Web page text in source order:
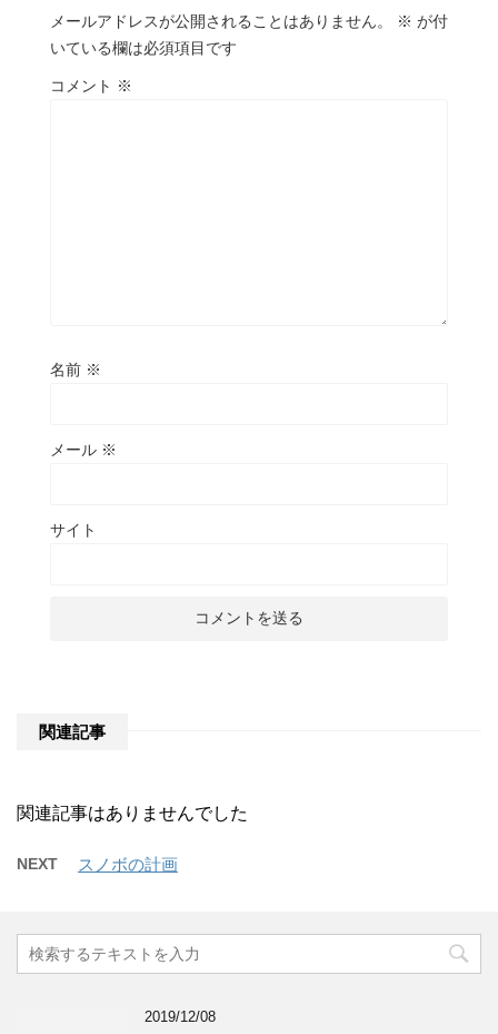
メールアドレスが公開されることはありません。 ※ が付
いている欄は必須項目です
コメント ※
名前 ※
メール ※
サイト
関連記事
関連記事はありませんでした
NEXT スノボの計画
2019/12/08